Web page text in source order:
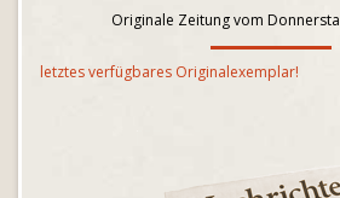
Originale Zeitung vom
letztes verfügbares Originalexemplar!